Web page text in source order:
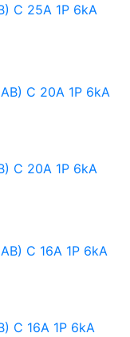
C 25A 1P 6kA
C 20A 1P 6kA
C 16A 1P 6kA